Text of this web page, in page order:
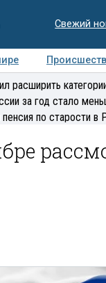
Свежий
Медиацентр
расширить
за год стало
по старости в